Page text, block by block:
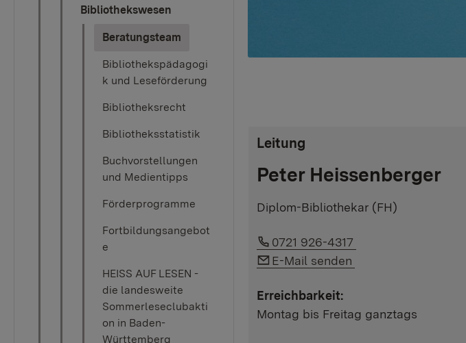
Bibliothekswesen
Beratungsteam
Bibliothekspädagogi
k und Leseförderung
Bibliotheksrecht
Bibliotheksstatistik
Buchvorstellungen
und Medientipps
Förderprogramme
Fortbildungsangebot
e
HEISS AUF LESEN -
die landesweite
Sommerleseclubakti
on in Baden-
Württemberg
Leitung
Peter Heissenberger
Diplom-Bibliothekar (FH)
Link auf Telefonnummer:
0721 926-4317
Link auf E-Mail:
E-Mail senden
Erreichbarkeit:
Montag bis Freitag ganztags